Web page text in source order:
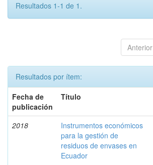
Resultados 1-1 de 1.
Anterior
Resultados por ítem:
Fecha de
publicación
Título
2018
Instrumentos económicos
para la gestión de
residuos de envases en
Ecuador